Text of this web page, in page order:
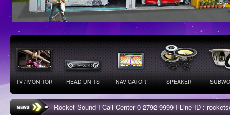
TV / MONITOR HEAD UNITS NAVIGATOR SPEAKER
Rocket Sound I Call Center 0-2792-9999 I Line ID :